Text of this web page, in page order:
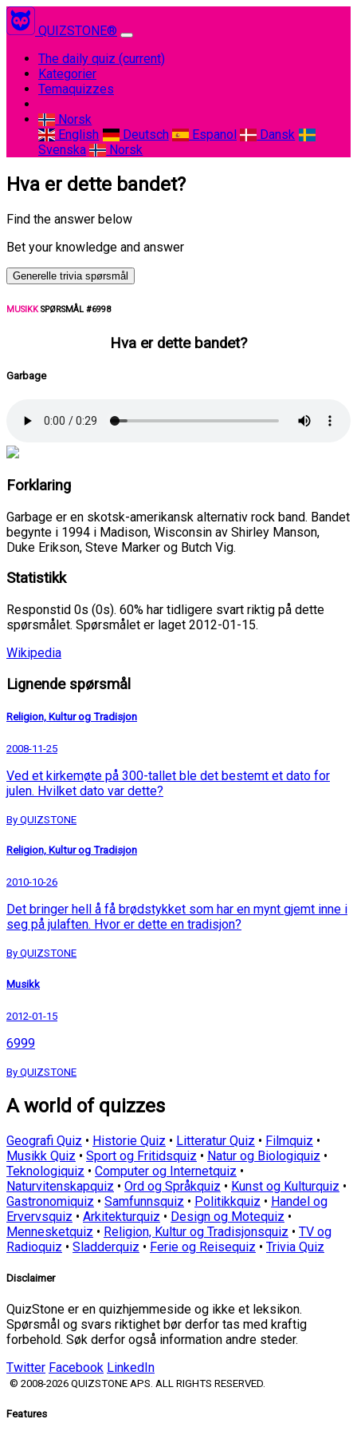
QUIZSTONE®
The daily quiz (current)
Kategorier
Temaquizzes
Norsk
English
Deutsch Espanol
Dansk
Svenska
Norsk
Hva er dette bandet?
Find the answer below
Bet your knowledge and answer
Generelle trivia spørsmål
MUSIKKSPØRSMÅL #6998
Hva er dette bandet?
Garbage
Forklaring
Garbage er en skotsk-amerikansk alternativ rock band. Bandet
begynte i 1994 i Madison, Wisconsin av Shirley Manson,
Duke Erikson, Steve Marker og Butch Vig.
Statistikk
Responstid 0s (0s). 60% har tidligere svart riktig på dette
spørsmålet. Spørsmålet er laget 2012-01-15.
Wikipedia
Lignende spørsmål
Religion, Kultur og Tradisjon
2008-11-25
Ved et kirkemøte på 300-tallet ble det bestemt et dato for
julen. Hvilket dato var dette?
By QUIZSTONE
Religion, Kultur og Tradisjon
2010-10-26
Det bringer hell å få brødstykket som har en mynt gjemt inne i
seg på julaften. Hvor er dette en tradisjon?
By QUIZSTONE
Musikk
2012-01-15
6999
By QUIZSTONE
A world of quizzes
Geografi Quiz • Historie Quiz • Litteratur Quiz • Filmquiz •
Musikk Quiz • Sport og Fritidsquiz • Natur og Biologiquiz •
Teknologiquiz • Computer og Internetquiz •
Naturvitenskapquiz • Ord og Språkquiz • Kunst og Kulturquiz •
Gastronomiquiz • Samfunnsquiz • Politikkquiz • Handel og
Ervervsquiz • Arkitekturquiz • Design og Motequiz •
Mennesketquiz • Religion, Kultur og Tradisjonsquiz • TV og
Radioquiz • Sladderquiz • Ferie og Reisequiz • Trivia Quiz
Disclaimer
QuizStone er en quizhjemmeside og ikke et leksikon.
Spørsmål og svars riktighet bør derfor tas med kraftig
forbehold. Søk derfor også information andre steder.
Twitter Facebook LinkedIn
© 2008-2026 QUIZSTONE APS. ALL RIGHTS RESERVED.
Features